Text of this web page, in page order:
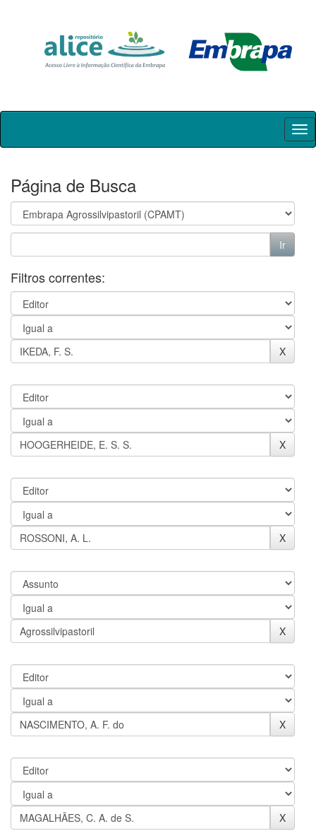
Skip
Página de Busca
Filtros correntes: